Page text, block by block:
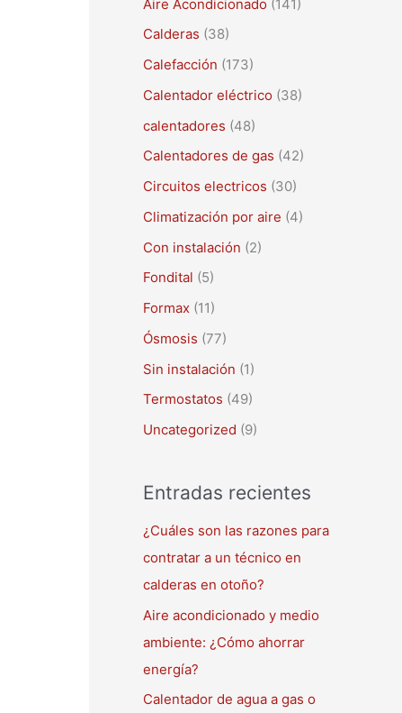
a
r
p
o
Aire Acondicionado (141)
Calderas (38)
Calefacción (173)
Calentador eléctrico (38)
calentadores (48)
Calentadores de gas (42)
Circuitos electricos (30)
Climatización por aire (4)
Con instalación (2)
Fondital (5)
Formax (11)
Ósmosis (77)
Sin instalación (1)
Termostatos (49)
Uncategorized (9)
Entradas recientes
¿Cuáles son las razones para
contratar a un técnico en
calderas en otoño?
Aire acondicionado y medio
ambiente: ¿Cómo ahorrar
energía?
Calentador de agua a gas o